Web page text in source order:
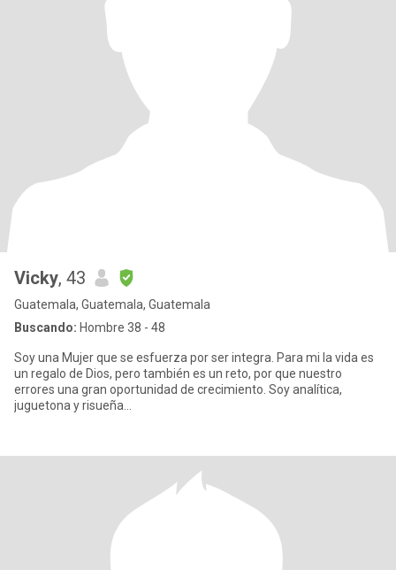
Vicky, 43
Guatemala, Guatemala, Guatemala
Buscando: Hombre 38 - 48
Soy una Mujer que se esfuerza por ser integra. Para mi la vida es
un regalo de Dios, pero también es un reto, por que nuestro
errores una gran oportunidad de crecimiento. Soy analítica,
juguetona y risueña...